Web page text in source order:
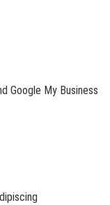
Google My Business